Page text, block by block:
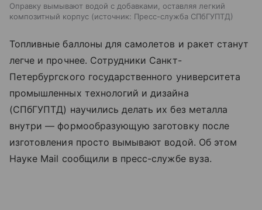
Оправку вымывают водой с добавками, оставляя легкий
композитный корпус
источник: Пресс-служба СПбГУПТД
Топливные баллоны для самолетов и ракет станут
легче и прочнее. Сотрудники Санкт-
Петербургского государственного университета
промышленных технологий и дизайна
(СПбГУПТД) научились делать их без металла
внутри — формообразующую заготовку после
изготовления просто вымывают водой. Об этом
Науке Mail сообщили в пресс-службе вуза.